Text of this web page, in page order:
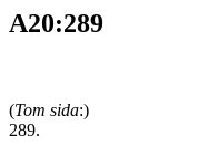
A20:289
(Tom sida:)
289.